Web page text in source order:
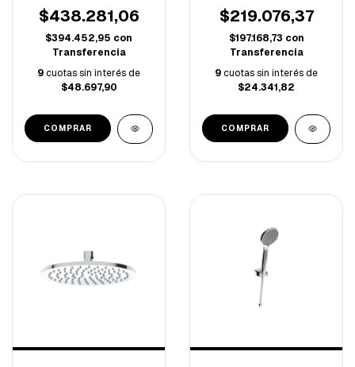
$438.281,06
$394.452,95 con
Transferencia
9cuotas sin interés de
$48.697,90
$219.076,37
$197.168,73 con
Transferencia
9cuotas sin interés de
$24.341,82